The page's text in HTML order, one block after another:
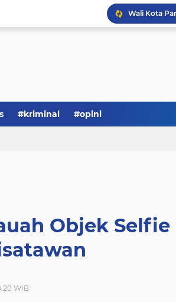
#kriminal #opini
Objek Selfie
WIB